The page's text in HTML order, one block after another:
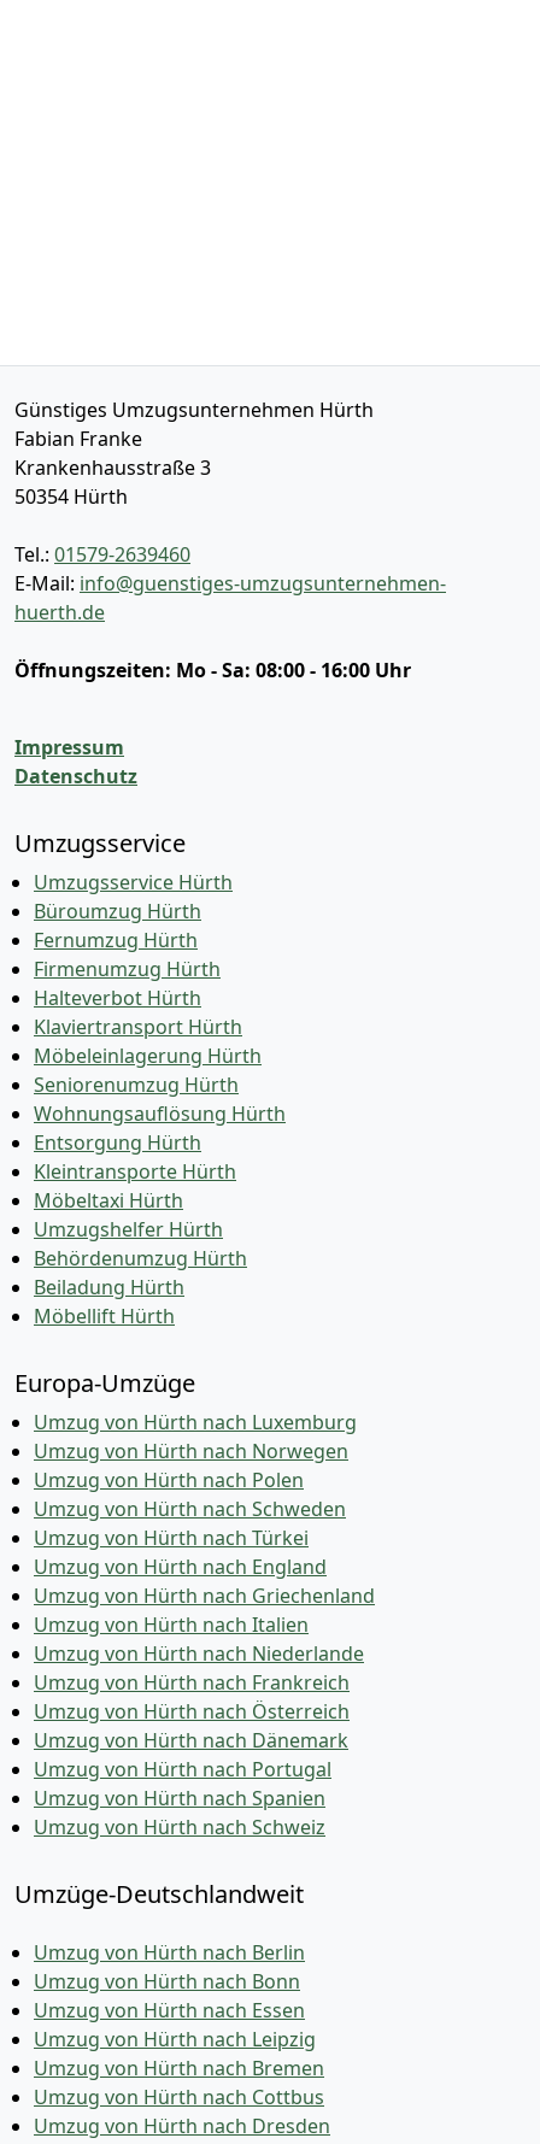
Günstiges Umzugsunternehmen Hürth
Fabian Franke
Krankenhausstraße 3
50354 Hürth
Tel.: 01579-2639460
E-Mail: info@guenstiges-umzugsunternehmen-
huerth.de
Öffnungszeiten: Mo - Sa: 08:00 - 16:00 Uhr
Impressum
Datenschutz
Umzugsservice
Umzugsservice Hürth
Büroumzug Hürth
Fernumzug Hürth
Firmenumzug Hürth
Halteverbot Hürth
Klaviertransport Hürth
Möbeleinlagerung Hürth
Seniorenumzug Hürth
Wohnungsauflösung Hürth
Entsorgung Hürth
Kleintransporte Hürth
Möbeltaxi Hürth
Umzugshelfer Hürth
Behördenumzug Hürth
Beiladung Hürth
Möbellift Hürth
Europa-Umzüge
Umzug von Hürth nach Luxemburg
Umzug von Hürth nach Norwegen
Umzug von Hürth nach Polen
Umzug von Hürth nach Schweden
Umzug von Hürth nach Türkei
Umzug von Hürth nach England
Umzug von Hürth nach Griechenland
Umzug von Hürth nach Italien
Umzug von Hürth nach Niederlande
Umzug von Hürth nach Frankreich
Umzug von Hürth nach Österreich
Umzug von Hürth nach Dänemark
Umzug von Hürth nach Portugal
Umzug von Hürth nach Spanien
Umzug von Hürth nach Schweiz
Umzüge-Deutschlandweit
Umzug von Hürth nach Berlin
Umzug von Hürth nach Bonn
Umzug von Hürth nach Essen
Umzug von Hürth nach Leipzig
Umzug von Hürth nach Bremen
Umzug von Hürth nach Cottbus
Umzug von Hürth nach Dresden